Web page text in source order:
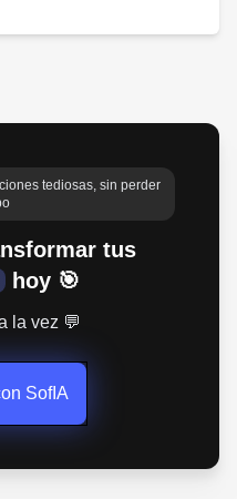
tediosas, sin perder
tus
hoy 🎯
la vez 💬
SofIA